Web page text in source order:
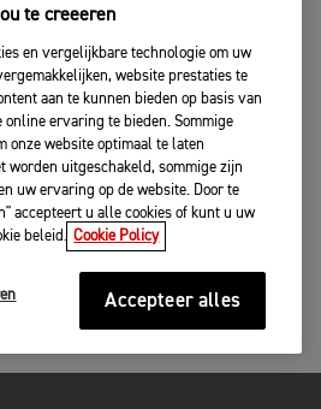
te creeeren
en vergelijkbare technologie om uw
website prestaties te
aan te kunnen bieden op basis van
online ervaring te bieden. Sommige
onze website optimaal te laten
worden uitgeschakeld, sommige zijn
uw ervaring op de website. Door te
accepteert u alle cookies of kunt u uw
beleid. Cookie Policy
Accepteer alles